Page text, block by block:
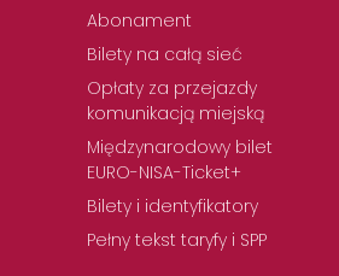
Abonament
Bilety na całą sieć
Opłaty za przejazdy
komunikacją miejską
Międzynarodowy bilet
EURO-NISA-Ticket+
Bilety i identyfikatory
Pełny tekst taryfy i SPP